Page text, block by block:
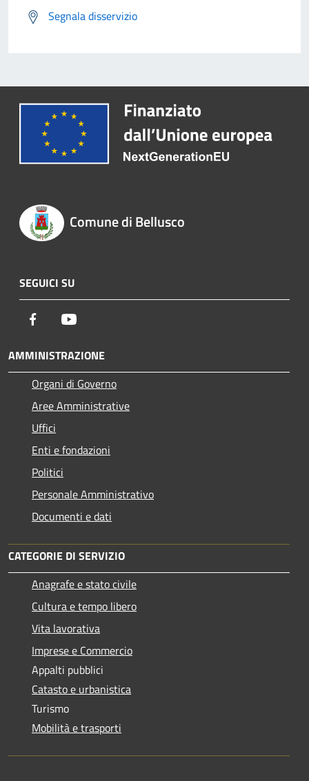
Segnala disservizio
Comune di Bellusco
SEGUICI SU
Facebook
AMMINISTRAZIONE
Organi di Governo
Aree Amministrative
Uffici
Enti e fondazioni
Politici
Personale Amministrativo
Documenti e dati
CATEGORIE DI SERVIZIO
Anagrafe e stato civile
Cultura e tempo libero
Vita lavorativa
Imprese e Commercio
Appalti pubblici
Catasto e urbanistica
Turismo
Mobilità e trasporti